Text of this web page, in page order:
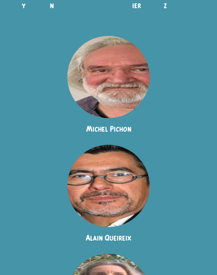
y
n
ier
z
Michel Pichon
Alain Queireix